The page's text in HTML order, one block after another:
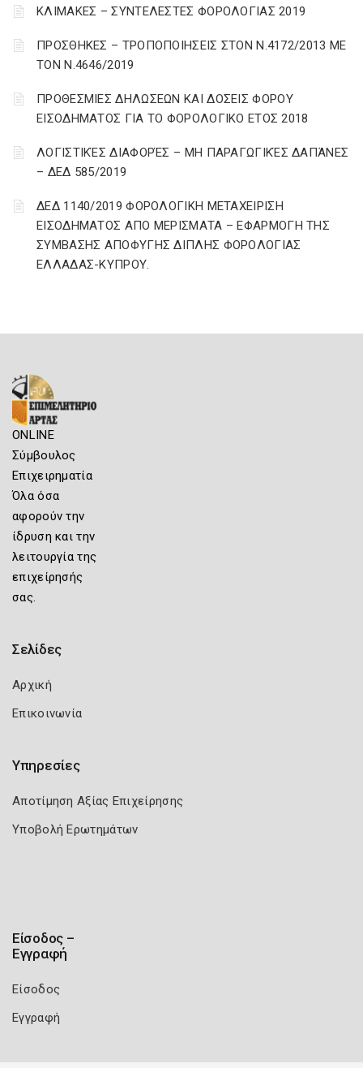
ΚΛΙΜΑΚΕΣ – ΣΥΝΤΕΛΕΣΤΕΣ ΦΟΡΟΛΟΓΙΑΣ 2019
ΠΡΟΣΘΗΚΕΣ – ΤΡΟΠΟΠΟΙΗΣΕΙΣ ΣΤΟΝ Ν.4172/2013 ΜΕ
ΤΟΝ Ν.4646/2019
ΠΡΟΘΕΣΜΙΕΣ ΔΗΛΩΣΕΩΝ ΚΑΙ ΔΟΣΕΙΣ ΦΟΡΟΥ
ΕΙΣΟΔΗΜΑΤΟΣ ΓΙΑ ΤΟ ΦΟΡΟΛΟΓΙΚΟ ΕΤΟΣ 2018
ΛΟΓΙΣΤΙΚΈΣ ΔΙΑΦΟΡΈΣ – ΜΗ ΠΑΡΑΓΩΓΙΚΈΣ ΔΑΠΆΝΕΣ
– ΔΕΔ 585/2019
ΔΕΔ 1140/2019 ΦΟΡΟΛΟΓΙΚΗ ΜΕΤΑΧΕΙΡΙΣΗ
ΕΙΣΟΔΗΜΑΤΟΣ ΑΠΟ ΜΕΡΙΣΜΑΤΑ – ΕΦΑΡΜΟΓΗ ΤΗΣ
ΣΥΜΒΑΣΗΣ ΑΠΟΦΥΓΗΣ ΔΙΠΛΗΣ ΦΟΡΟΛΟΓΙΑΣ
ΕΛΛΑΔΑΣ-ΚΥΠΡΟΥ.
ONLINE
Σύμβουλος
Επιχειρηματία
Όλα όσα
αφορούν την
ίδρυση και την
λειτουργία της
επιχείρησής
σας.
Σελίδες
Αρχική
Επικοινωνία
Υπηρεσίες
Αποτίμηση Αξίας Επιχείρησης
Υποβολή Ερωτημάτων
Είσοδος –
Εγγραφή
Είσοδος
Εγγραφή